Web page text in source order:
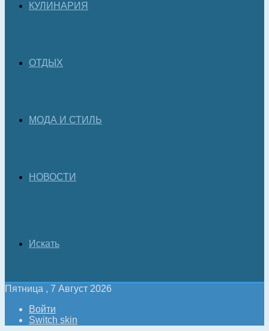
КУЛИНАРИЯ
ОТДЫХ
МОДА И СТИЛЬ
НОВОСТИ
Искать
Пятница , 7 Август 2026
Войти
Switch skin